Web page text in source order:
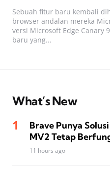
Sebuah fitur baru kembali
browser andalan mereka
versi Microsoft Edge Canary
baru yang...
What’s New
Brave Punya
MV2 Tetap
11 hours ago